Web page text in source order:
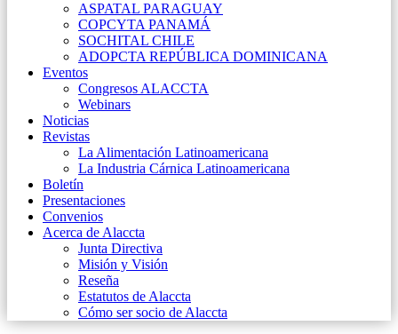
ASPATAL PARAGUAY
COPCYTA PANAMÁ
SOCHITAL CHILE
ADOPCTA REPÚBLICA DOMINICANA
Eventos
Congresos ALACCTA
Webinars
Noticias
Revistas
La Alimentación Latinoamericana
La Industria Cárnica Latinoamericana
Boletín
Presentaciones
Convenios
Acerca de Alaccta
Junta Directiva
Misión y Visión
Reseña
Estatutos de Alaccta
Cómo ser socio de Alaccta